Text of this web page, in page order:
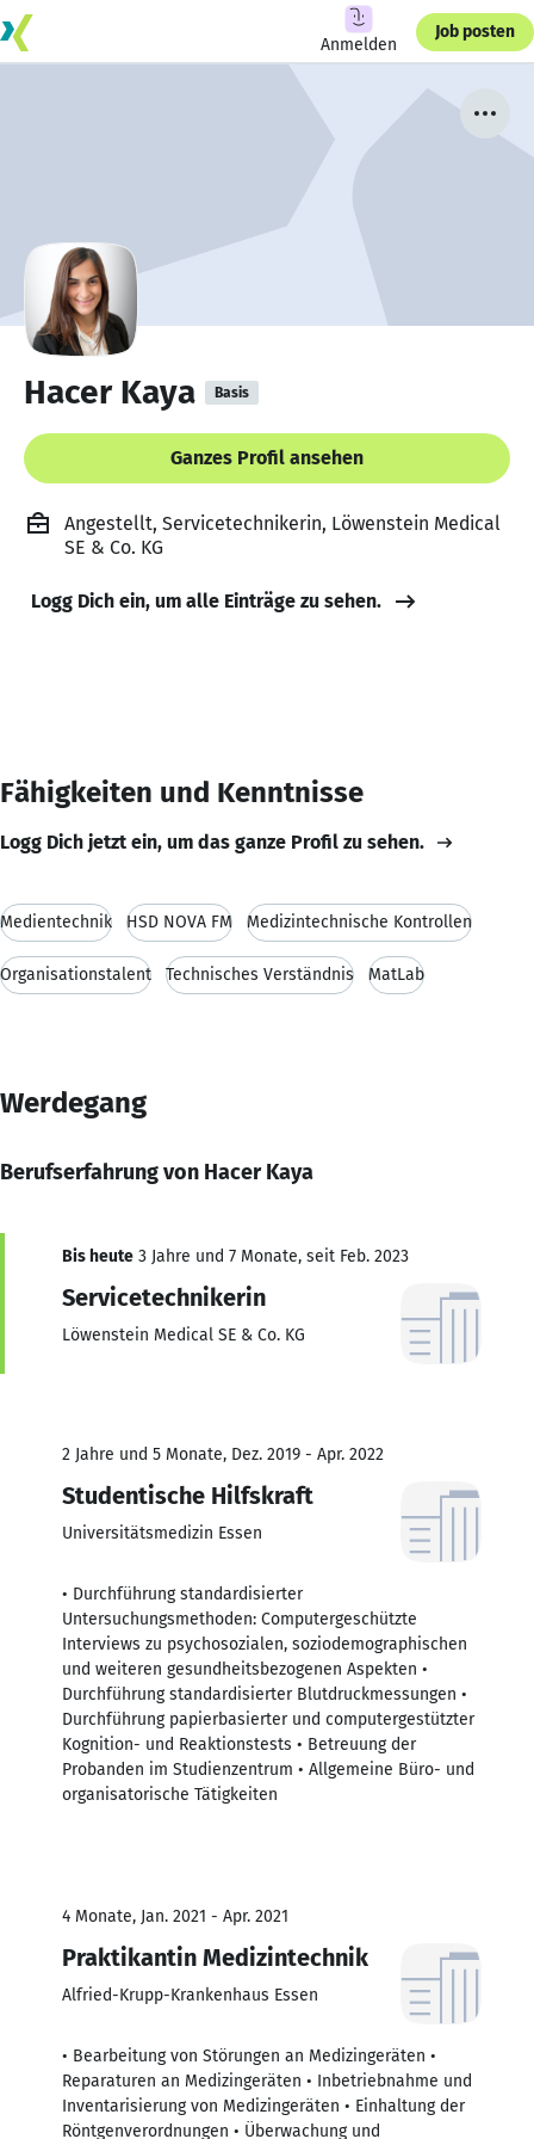
Anmelden
Job posten
Hacer Kaya Basis
Ganzes Profil ansehen
Angestellt, Servicetechnikerin, Löwenstein Medical
SE & Co. KG
Logg Dich ein, um alle Einträge zu sehen.
Fähigkeiten und Kenntnisse
Logg Dich jetzt ein, um das ganze Profil zu sehen.
Medientechnik HSD NOVA FM Medizintechnische Kontrollen
Organisationstalent Technisches Verständnis MatLab
Werdegang
Berufserfahrung von Hacer Kaya
Bis heute 3 Jahre und 7 Monate, seit Feb. 2023
Servicetechnikerin
Löwenstein Medical SE & Co. KG
2 Jahre und 5 Monate, Dez. 2019 - Apr. 2022
Studentische Hilfskraft
Universitätsmedizin Essen
• Durchführung standardisierter
Untersuchungsmethoden: Computergeschützte
Interviews zu psychosozialen, soziodemographischen
und weiteren gesundheitsbezogenen Aspekten •
Durchführung standardisierter Blutdruckmessungen •
Durchführung papierbasierter und computergestützter
Kognition- und Reaktionstests • Betreuung der
Probanden im Studienzentrum • Allgemeine Büro- und
organisatorische Tätigkeiten
4 Monate, Jan. 2021 - Apr. 2021
Praktikantin Medizintechnik
Alfried-Krupp-Krankenhaus Essen
• Bearbeitung von Störungen an Medizingeräten •
Reparaturen an Medizingeräten • Inbetriebnahme und
Inventarisierung von Medizingeräten • Einhaltung der
Röntgenverordnungen • Überwachung und